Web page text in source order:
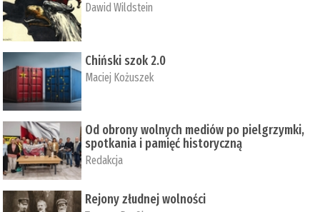
Dawid Wildstein
Chiński szok 2.0
Maciej Kożuszek
Od obrony wolnych mediów po pielgrzymki,
spotkania i pamięć historyczną
Redakcja
Rejony złudnej wolności